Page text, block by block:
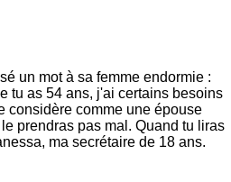
un mot à sa femme endormie :
tu as 54 ans, j'ai certains besoins
considère comme une épouse
prendras pas mal. Quand tu liras
ma secrétaire de 18 ans.